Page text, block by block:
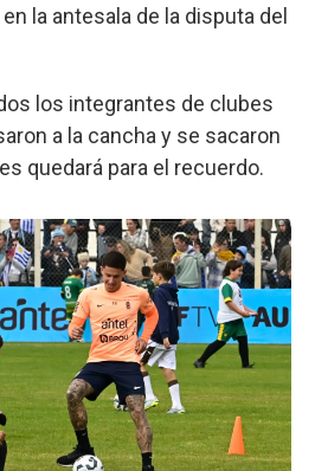
la antesala de la disputa del
los integrantes de clubes
a la cancha y se sacaron
quedará para el recuerdo.